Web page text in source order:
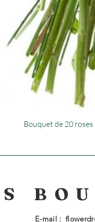
Bouquet de 20
E-mail :